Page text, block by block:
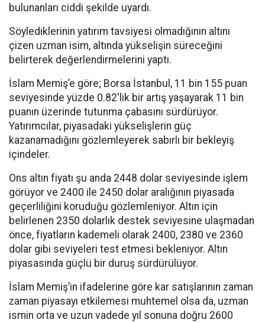
bulunanları ciddi şekilde uyardı.
Söylediklerinin yatırım tavsiyesi olmadığının altını
çizen uzman isim, altında yükselişin süreceğini
belirterek değerlendirmelerini yaptı.
İslam Memiş’e göre; Borsa İstanbul, 11 bin 155 puan
seviyesinde yüzde 0.82'lik bir artış yaşayarak 11 bin
puanın üzerinde tutunma çabasını sürdürüyor.
Yatırımcılar, piyasadaki yükselişlerin güç
kazanamadığını gözlemleyerek sabırlı bir bekleyiş
içindeler.
Ons altın fiyatı şu anda 2448 dolar seviyesinde işlem
görüyor ve 2400 ile 2450 dolar aralığının piyasada
geçerliliğini koruduğu gözlemleniyor. Altın için
belirlenen 2350 dolarlık destek seviyesine ulaşmadan
önce, fiyatların kademeli olarak 2400, 2380 ve 2360
dolar gibi seviyeleri test etmesi bekleniyor. Altın
piyasasında güçlü bir duruş sürdürülüyor.
İslam Memiş’in ifadelerine göre kar satışlarının zaman
zaman piyasayı etkilemesi muhtemel olsa da, uzman
ismin orta ve uzun vadede yıl sonuna doğru 2600